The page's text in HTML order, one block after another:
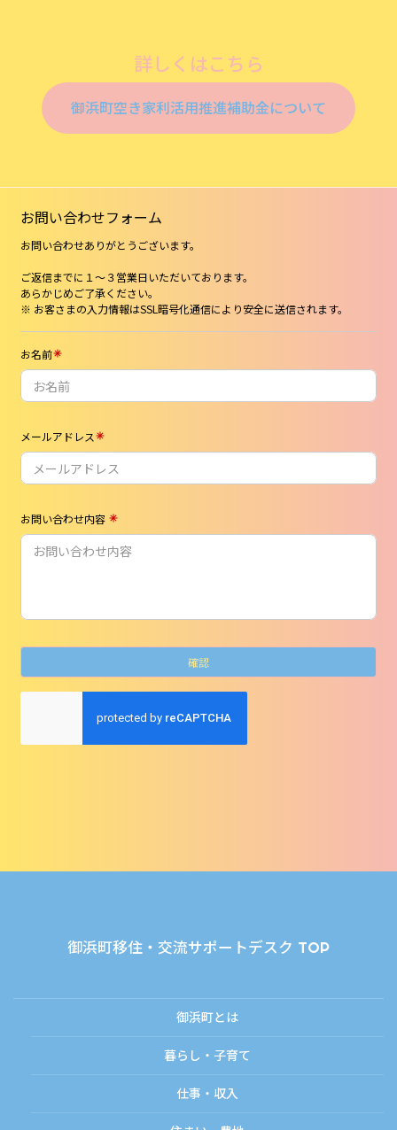
詳しくはこちら
御浜町空き家利活用推進補助金について
御浜町移住・交流サポートデスク TOP
御浜町とは
暮らし・子育て
仕事・収入